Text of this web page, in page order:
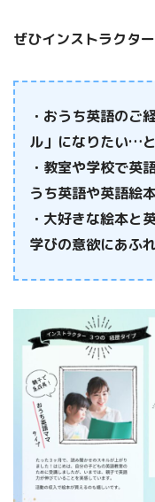
ぜひインストラクタ
・おうち英語のご
ル」になりたい…
・教室や学校で英
うち英語や英語絵
・大好きな絵本と
学びの意欲にあふ